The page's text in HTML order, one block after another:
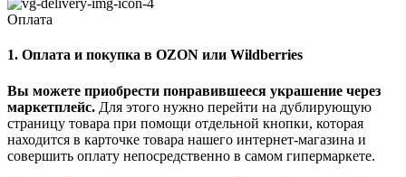
Оплата
1. Оплата и покупка в OZON или Wildberries
Вы можете приобрести понравившееся украшение через
маркетплейс. Для этого нужно перейти на дублирующую
страницу товара при помощи отдельной кнопки, которая
находится в карточке товара нашего интернет-магазина и
совершить оплату непосредственно в самом гипермаркете.